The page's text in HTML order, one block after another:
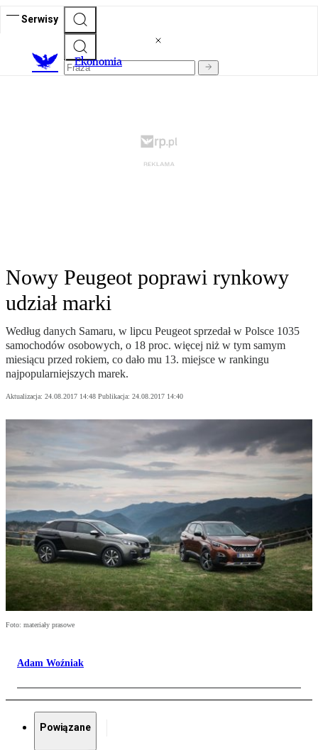
Serwisy
Ekonomia
Nowy Peugeot poprawi rynkowy
udział marki
Według danych Samaru, w lipcu Peugeot sprzedał w Polsce 1035
samochodów osobowych, o 18 proc. więcej niż w tym samym
miesiącu przed rokiem, co dało mu 13. miejsce w rankingu
najpopularniejszych marek.
Aktualizacja: 24.08.2017 14:48 Publikacja: 24.08.2017 14:40
Foto: materiały prasowe
Adam Woźniak
Powiązane